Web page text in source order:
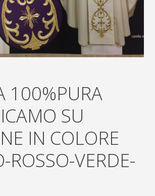
100%PURA
SU
IN COLORE
ROSSO-VERDE-